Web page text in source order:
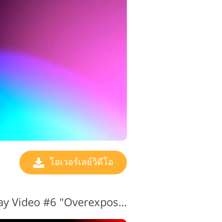
โอเวอร์เลย์วิดีโอ
ฟรี Light Leak Overlay Video #6 "Overexposure"